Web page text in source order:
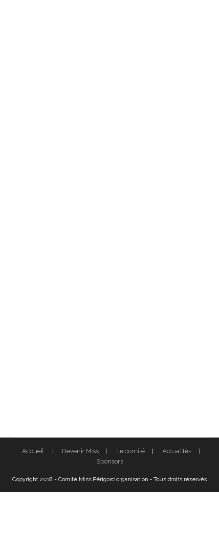
Accueil Devenir Miss Le comité
Actualités
Sponsors
Copyright 2018 - Comité Miss Périgord organisation - Tous droits réservés